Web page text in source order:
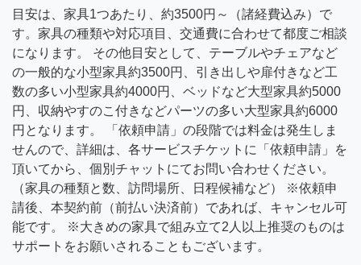
目安は、家具1つあたり、約3500円～（諸経費込み）で
す。家具の種類や対応項目、交通費に合わせて都度ご相談
になります。 その他目安として、テーブルやチェアなど
の一般的な小型家具約3500円、引き出しや扉付きなど工
数の多い小型家具約4000円、ベッドなど大型家具約5000
円、収納やすのこ付きなどパーツの多い大型家具約6000
円となります。 「依頼申請」の段階では料金は発生しま
せんので、詳細は、各サービスチケットに「依頼申請」を
頂いてから、個別チャットにてお問い合わせください。
（家具の種類と数、訪問場所、日程候補など） ※依頼申
請後、本契約前（前払い決済前）であれば、キャンセル可
能です。 ※大きめの家具で組み立て2人以上推奨のものは
サポートをお願いされることもございます。